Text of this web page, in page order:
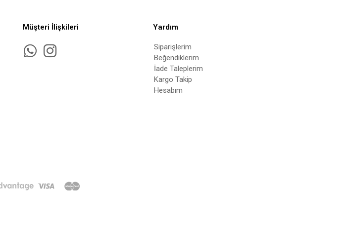
Müşteri İlişkileri Yardım
Siparişlerim
Beğendiklerim
İade Taleplerim
Kargo Takip
Hesabım